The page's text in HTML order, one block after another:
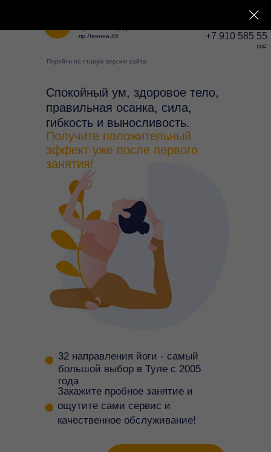
+7 910 585 55
85
пр.Ленина,85
Спокойный ум, здоровое тело,
правильная осанка, сила,
гибкость и выносливость.
Получите положительный
эффект уже после первого
занятия!
32 направления йоги - самый
большой выбор в Туле с 2005
года
Перейти на старую версию сайта
Закажите пробное занятие и
ощутите сами сервис и
качественное обслуживание!